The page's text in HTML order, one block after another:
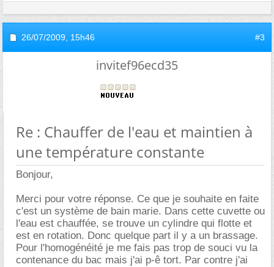
26/07/2009, 15h46 #3
invitef96ecd35
Re : Chauffer de l'eau et maintien à
une température constante
Bonjour,
Merci pour votre réponse. Ce que je souhaite en faite
c'est un système de bain marie. Dans cette cuvette ou
l'eau est chauffée, se trouve un cylindre qui flotte et
est en rotation. Donc quelque part il y a un brassage.
Pour l'homogénéité je me fais pas trop de souci vu la
contenance du bac mais j'ai p-ê tort. Par contre j'ai